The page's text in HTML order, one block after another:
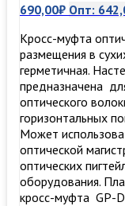
690,00₽ Опт:
Кросс-муфта
размещения в
герметичная.
предназначена
оптического
горизонтальных
Может
оптической
оптических
оборудования.
кросс-муфта GP-